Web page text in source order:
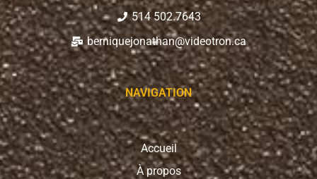
514 502.7643
berniquejonathan@videotron.ca
NAVIGATION
Accueil
À propos